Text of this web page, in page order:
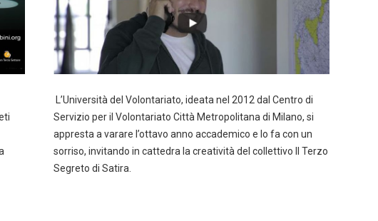
L’Università del Volontariato, ideata nel 2012 dal Centro di
Servizio per il Volontariato Città Metropolitana di Milano, si
appresta a varare l’ottavo anno accademico e lo fa con un
sorriso, invitando in cattedra la creatività del collettivo Il Terzo
Segreto di Satira.